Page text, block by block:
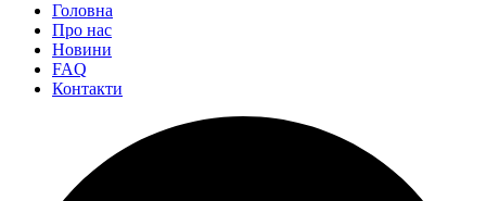
Головна
Про нас
Новини
FAQ
Контакти